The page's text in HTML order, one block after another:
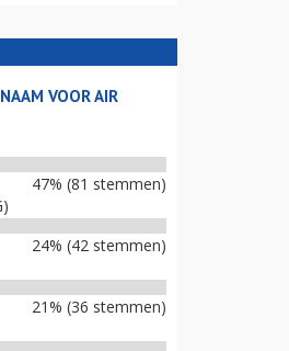
VOOR AIR
47% (81 stemmen)
24% (42 stemmen)
21% (36 stemmen)